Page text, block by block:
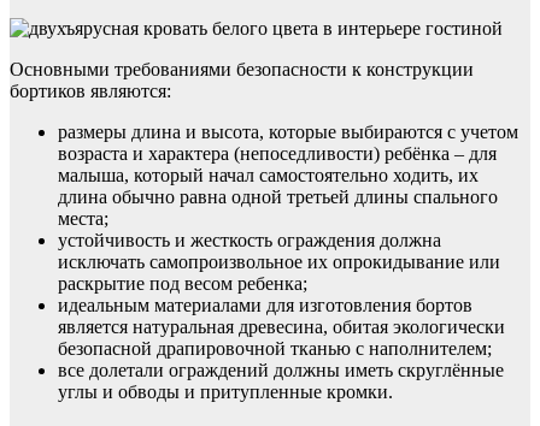
Основными требованиями безопасности к конструкции
бортиков являются:
размеры длина и высота, которые выбираются с учетом
возраста и характера (непоседливости) ребёнка – для
малыша, который начал самостоятельно ходить, их
длина обычно равна одной третьей длины спального
места;
устойчивость и жесткость ограждения должна
исключать самопроизвольное их опрокидывание или
раскрытие под весом ребенка;
идеальным материалами для изготовления бортов
является натуральная древесина, обитая экологически
безопасной драпировочной тканью с наполнителем;
все долетали ограждений должны иметь скруглённые
углы и обводы и притупленные кромки.